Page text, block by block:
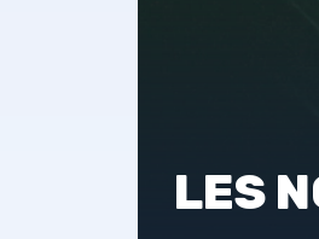
LES